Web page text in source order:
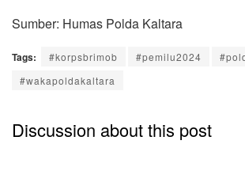
Sumber: Humas Polda Kaltara
Tags: #korpsbrimob #pemilu2024
#wakapoldakaltara
Discussion about this post